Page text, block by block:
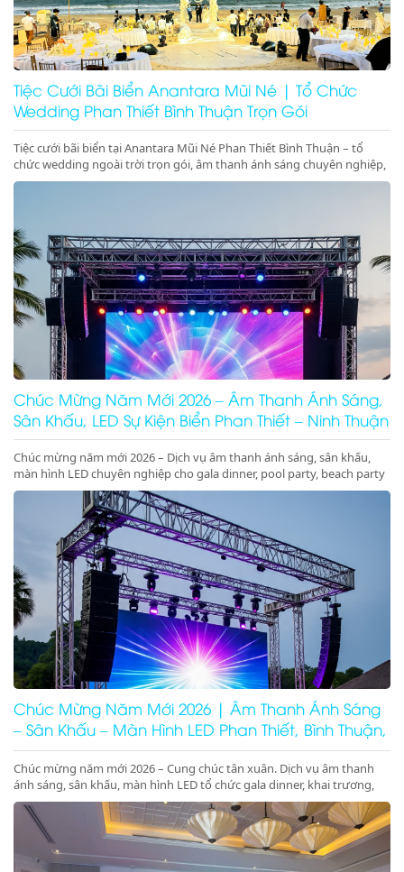
Tiệc Cưới Bãi Biển Anantara Mũi Né | Tổ Chức
Wedding Phan Thiết Bình Thuận Trọn Gói
Tiệc cưới bãi biển tại Anantara Mũi Né Phan Thiết Bình Thuận – tổ
chức wedding ngoài trời trọn gói, âm thanh ánh sáng chuyên nghiệp,
sân khấu cưới trên biển sang trọng, lãng mạn, đẳng cấp
Chúc Mừng Năm Mới 2026 – Âm Thanh Ánh Sáng,
Sân Khấu, LED Sự Kiện Biển Phan Thiết – Ninh Thuận
Chúc mừng năm mới 2026 – Dịch vụ âm thanh ánh sáng, sân khấu,
màn hình LED chuyên nghiệp cho gala dinner, pool party, beach party
tại Phan Thiết, Ninh Thuận. Nhận ký hợp đồng dài hạn giá tốt.
Chúc Mừng Năm Mới 2026 | Âm Thanh Ánh Sáng
– Sân Khấu – Màn Hình LED Phan Thiết, Bình Thuận,
Ninh Thuận
Chúc mừng năm mới 2026 – Cung chúc tân xuân. Dịch vụ âm thanh
ánh sáng, sân khấu, màn hình LED tổ chức gala dinner, khai trương,
khánh thành, động thổ tại Phan Thiết, Bình Thuận, Ninh Thuận. Giá
tốt – chuyên nghiệp – concept 2026